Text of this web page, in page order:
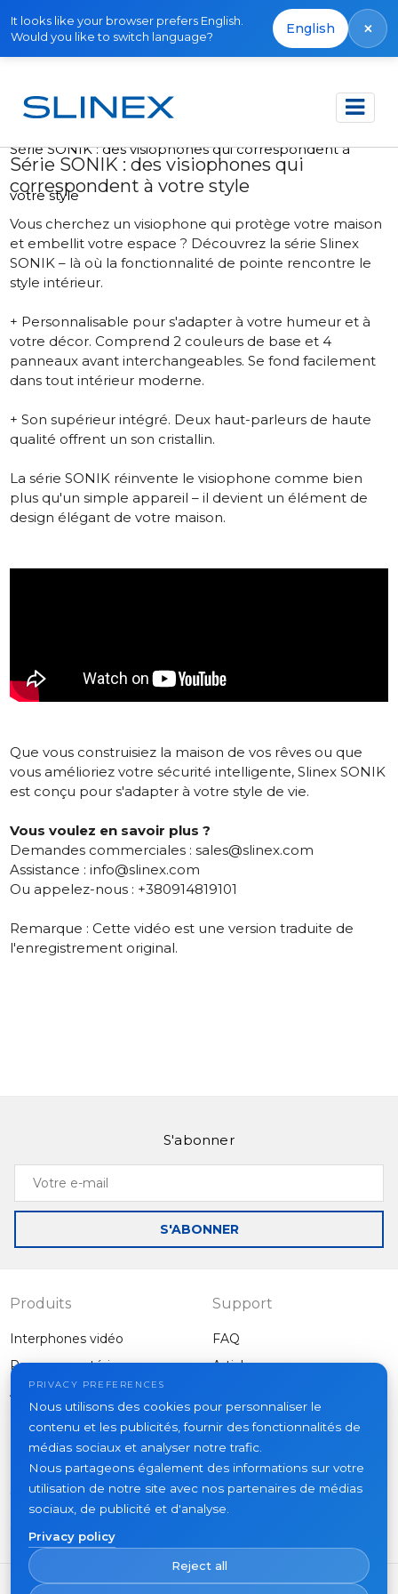
It looks like your browser prefers English.
Would you like to switch language?
English ×
Accueil Actualités
Série SONIK : des visiophones qui correspondent à
votre style
Série SONIK : des visiophones qui
correspondent à votre style
Vous cherchez un visiophone qui protège votre maison
et embellit votre espace ? Découvrez la série Slinex
SONIK – là où la fonctionnalité de pointe rencontre le
style intérieur.
+ Personnalisable pour s'adapter à votre humeur et à
votre décor. Comprend 2 couleurs de base et 4
panneaux avant interchangeables. Se fond facilement
dans tout intérieur moderne.
+ Son supérieur intégré. Deux haut-parleurs de haute
qualité offrent un son cristallin.
La série SONIK réinvente le visiophone comme bien
plus qu'un simple appareil – il devient un élément de
design élégant de votre maison.
Que vous construisiez la maison de vos rêves ou que
vous amélioriez votre sécurité intelligente, Slinex SONIK
est conçu pour s'adapter à votre style de vie.
Vous voulez en savoir plus ?
Demandes commerciales : sales@slinex.com
Assistance : info@slinex.com
Ou appelez-nous : +380914819101
Remarque : Cette vidéo est une version traduite de
l'enregistrement original.
S'abonner
Votre
mail
S'ABONNER
Produits
Interphones vidéo
Panneaux extérieurs
Autres équipements
Support
FAQ
Articles
Projets
À propos
Actualités
Contacts
Où acheter
PRIVACY PREFERENCES
Nous utilisons des cookies pour personnaliser le
contenu et les publicités, fournir des fonctionnalités de
médias sociaux et analyser notre trafic.
Nous partageons également des informations sur votre
utilisation de notre site avec nos partenaires de médias
sociaux, de publicité et d'analyse.
Privacy policy
Reject all